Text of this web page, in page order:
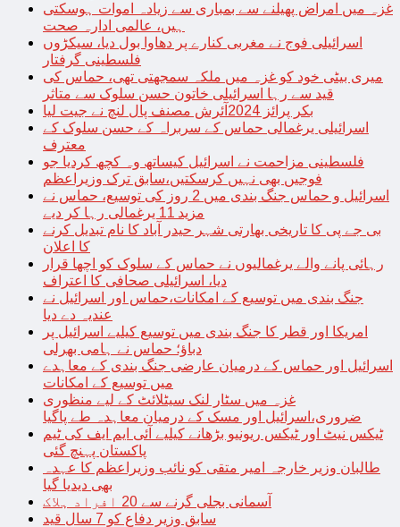
غزہ میں امراض پھیلنے سے بمباری سے زیادہ اموات ہوسکتی
ہیں، عالمی ادارہ صحت
اسرائیلی فوج نے مغربی کنارے پر دھاوا بول دیا، سیکڑوں
فلسطینی گرفتار
میری بیٹی خود کو غزہ میں ملکہ سمجھتی تھی، حماس کی
قید سے رہا اسرائیلی خاتون حسن سلوک سے متاثر
بکر پرائز 2024آئرش مصنف پال لنچ نے جیت لیا
اسرائیلی یرغمالی حماس کے سربراہ کے حسن سلوک کے
معترف
فلسطینی مزاحمت نے اسرائیل کیساتھ وہ کچھ کردیا جو
فوجیں بھی نہیں کرسکتیں،سابق ترک وزیراعظم
اسرائیل و حماس جنگ بندی میں 2 روز کی توسیع، حماس نے
مزید 11 یرغمالی رہا کر دیے
بی جے پی کا تاریخی بھارتی شہر حیدر آباد کا نام تبدیل کرنے
کا اعلان
رہائی پانے والے یرغمالیوں نے حماس کے سلوک کو اچھا قرار
دیا، اسرائیلی صحافی کا اعتراف
جنگ بندی میں توسیع کے امکانات،حماس اور اسرائیل نے
عندیہ دے دیا
امریکا اور قطر کا جنگ بندی میں توسیع کیلیے اسرائیل پر
دباؤ؛ حماس نے ہامی بھرلی
اسرائیل اور حماس کے درمیان عارضی جنگ بندی کے معاہدے
میں توسیع کے امکانات
غزہ میں سٹار لنک سیٹلائٹ کے لیے منظوری
ضروری،اسرائیل اور مسک کے درمیان معاہدہ طے پاگیا
ٹیکس نیٹ اور ٹیکس ریونیو بڑھانے کیلیے آئی ایم ایف کی ٹیم
پاکستان پہنچ گئی
طالبان وزیر خارجہ امیر متقی کو نائب وزیراعظم کا عہدہ
بھی دیدیا گیا
آسمانی بجلی گرنے سے 20 افراد ہلاک
سابق وزیر دفاع کو 7 سال قید